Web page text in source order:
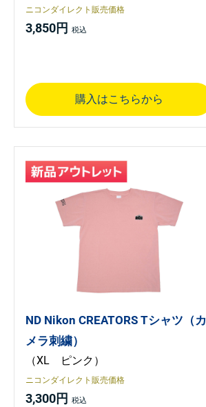
ニコンダイレクト販売価格
3,850円
購入はこちらから
ND Nikon CREATORS Tシャツ（カ
メラ刺繍）
（XL ピンク）
ニコンダイレクト販売価格
3,300円